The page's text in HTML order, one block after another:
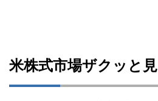
米株式市場ザクッと見